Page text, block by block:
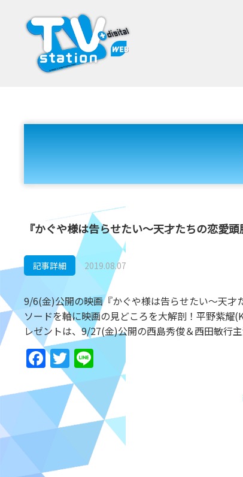
『かぐや様は告らせたい～天才たちの恋愛
記事詳細 2019.08.07
9/6(金)公開の映画『かぐや様は告らせたい～天
ソードを軸に映画の見どころを大解剖！平野紫
レゼントは、9/27(金)公開の西島秀俊＆西田敏行主
Facebook
Twitter
Line